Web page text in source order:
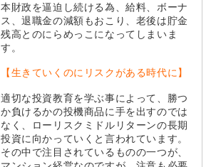
本財政を逼迫し続ける為、給料、ボーナ
ス、退職金の減額もおこり、老後は貯金
残高とのにらめっこになってしまいま
す。
【生きていくのにリスクがある時代に】
適切な投資教育を学ぶ事によって、勝つ
か負けるかの投機商品に手を出すのでは
なく、ローリスクミドルリターンの長期
投資に向かっていくと言われています。
その中で注目されているものの一つが、